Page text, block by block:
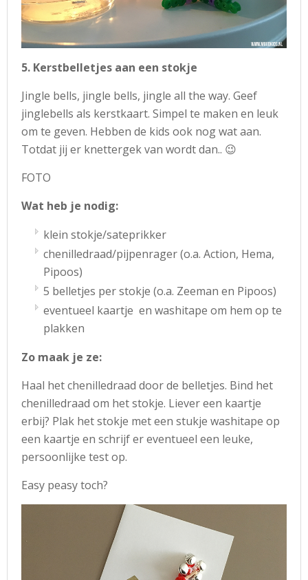
5. Kerstbelletjes aan een stokje
Jingle bells, jingle bells, jingle all the way. Geef
jinglebells als kerstkaart. Simpel te maken en leuk
om te geven. Hebben de kids ook nog wat aan.
Totdat jij er knettergek van wordt dan.. 😉
FOTO
Wat heb je nodig:
klein stokje/sateprikker
chenilledraad/pijpenrager (o.a. Action, Hema,
Pipoos)
5 belletjes per stokje (o.a. Zeeman en Pipoos)
eventueel kaartje en washitape om hem op te
plakken
Zo maak je ze:
Haal het chenilledraad door de belletjes. Bind het
chenilledraad om het stokje. Liever een kaartje
erbij? Plak het stokje met een stukje washitape op
een kaartje en schrijf er eventueel een leuke,
persoonlijke test op.
Easy peasy toch?